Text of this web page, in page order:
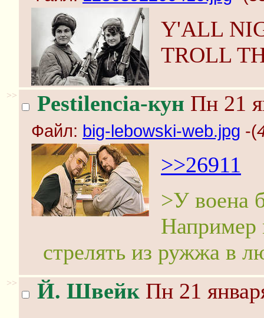
Y'ALL
TROLL
>> Pestilencia-кун Пн 21
Файл: big-lebowski-web.jpg -(
>>26911
>У воена
Например
стрелять из ружжа в
>> Й. Швейк Пн 21